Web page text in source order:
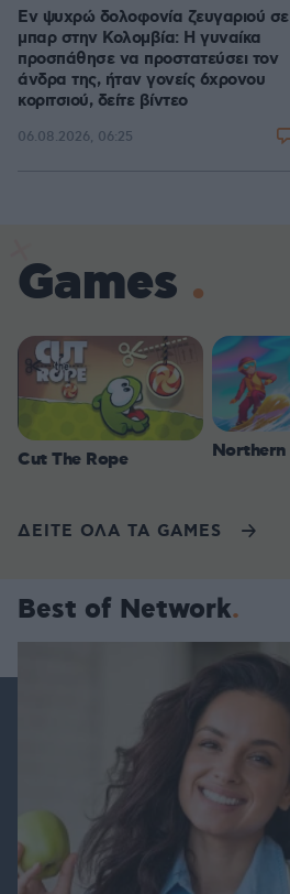
Εν ψυχρώ δολοφονία ζευγαριού σε
μπαρ στην Κολομβία: Η γυναίκα
προσπάθησε να προστατεύσει τον
άνδρα της, ήταν γονείς 6χρονου
κοριτσιού, δείτε βίντεο
06.08.2026, 06:25
Games
Cut The Rope Northern
ΔΕΙΤΕ ΟΛΑ ΤΑ GAMES
Best of Network